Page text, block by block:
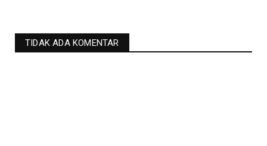
TIDAK ADA KOMENTAR